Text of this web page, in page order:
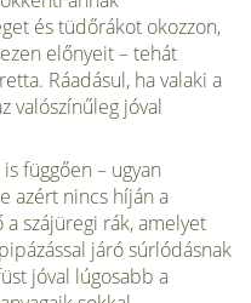
és tüdőrákot okozzon,
előnyeit – tehát
Ráadásul, ha valaki a
valószínűleg jóval
függően – ugyan
azért nincs híján a
szájüregi rák, amelyet
járó súrlódásnak
jóval lúgosabb a